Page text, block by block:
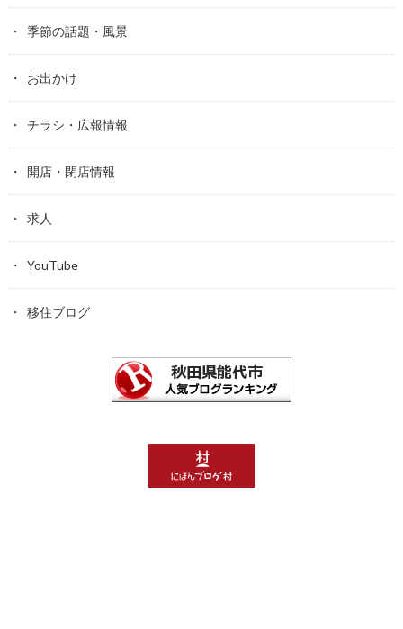
季節の話題・風景
お出かけ
チラシ・広報情報
開店・閉店情報
求人
YouTube
移住ブログ